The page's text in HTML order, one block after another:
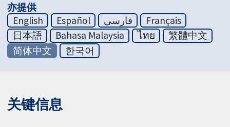
亦提供
English
Español فارسی
Français
日本語
Bahasa Malaysia ไทย
繁體中文
简体中文
한국어
关键信息